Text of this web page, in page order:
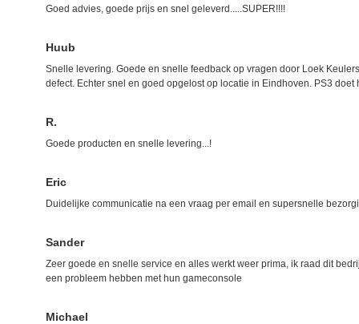
Goed advies, goede prijs en snel geleverd.....SUPER!!!!
Huub
Snelle levering. Goede en snelle feedback op vragen door Loek
defect. Echter snel en goed opgelost op locatie in Eindhoven. PS3 doet
R.
Goede producten en snelle levering...!
Eric
Duidelijke communicatie na een vraag per email en supersnelle
Sander
Zeer goede en snelle service en alles werkt weer prima, ik raad dit
een probleem hebben met hun gameconsole
Michael